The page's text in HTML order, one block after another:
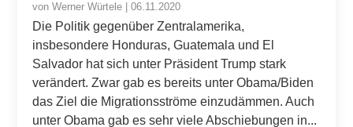
vonWerner Würtele |06.11.2020
Die Politik gegenüber Zentralamerika,
insbesondere Honduras, Guatemala und El
Salvador hat sich unter Präsident Trump stark
verändert. Zwar gab es bereits unter Obama/Biden
das Ziel die Migrationsströme einzudämmen. Auch
unter Obama gab es sehr viele Abschiebungen in...